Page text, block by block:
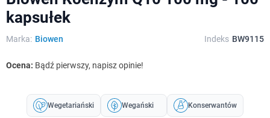
kapsułek
Marka: Biowen Indeks BW9115
Ocena: Bądź pierwszy, napisz opinie!
Wegetariański Wegański Konserwantów